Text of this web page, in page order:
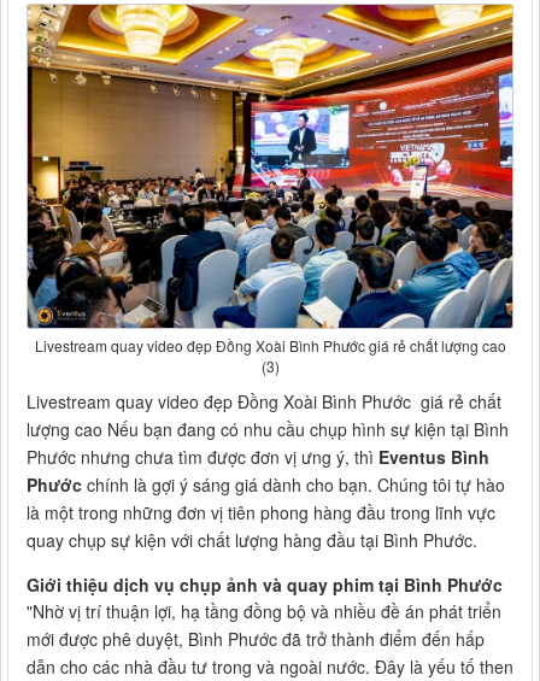
Livestream quay video đẹp Đồng Xoài Bình Phước giá rẻ chất lượng cao
(3)
Livestream quay video đẹp Đồng Xoài Bình Phước giá rẻ chất
lượng cao Nếu bạn đang có nhu cầu chụp hình sự kiện tại Bình
Phước nhưng chưa tìm được đơn vị ưng ý, thì Eventus Bình
Phước chính là gợi ý sáng giá dành cho bạn. Chúng tôi tự hào
là một trong những đơn vị tiên phong hàng đầu trong lĩnh vực
quay chụp sự kiện với chất lượng hàng đầu tại Bình Phước.
Giới thiệu dịch vụ chụp ảnh và quay phim tại Bình Phước
"Nhờ vị trí thuận lợi, hạ tầng đồng bộ và nhiều đề án phát triển
mới được phê duyệt, Bình Phước đã trở thành điểm đến hấp
dẫn cho các nhà đầu tư trong và ngoài nước. Đây là yếu tố then